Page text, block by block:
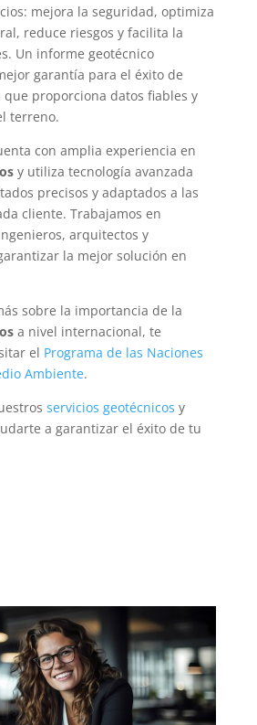
mejora la seguridad, optimiza
reduce riesgos y facilita la
Un informe geotécnico
garantía para el éxito de
proporciona datos fiables y
terreno.
con amplia experiencia en
y utiliza tecnología avanzada
precisos y adaptados a las
cliente. Trabajamos en
arquitectos y
la mejor solución en
sobre la importancia de la
a nivel internacional, te
el Programa de las Naciones
Ambiente.
servicios geotécnicos y
a garantizar el éxito de tu